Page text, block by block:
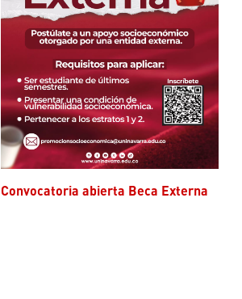
Convocatoria abierta Beca Externa